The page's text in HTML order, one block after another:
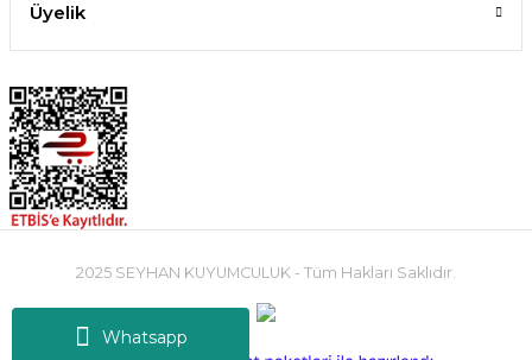
Whatsapp
Üyelik
2025 SEYHAN KUYUMCULUK - Tüm Hakları Saklıdır.